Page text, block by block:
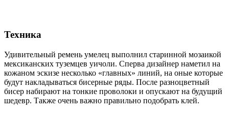
Техника
Удивительный ремень умелец выполнил старинной мозаикой
мексиканских туземцев уичоли. Сперва дизайнер наметил на
кожаном эскизе несколько «главных» линий, на оные которые
будут накладываться бисерные ряды. После разноцветный
бисер набирают на тонкие проволоки и опускают на будущий
шедевр. Также очень важно правильно подобрать клей.